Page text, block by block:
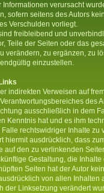
Informationen verursacht
sofern seitens des Autors
Verschulden vorliegt.
freibleibend und
Teile der Seiten oder das
verändern, zu ergänzen, zu
einzustellen.
indirekten Verweisen auf
des
ausschließlich in dem
Kenntnis hat und es ihm
rechtswidriger Inhalte zu
hiermit ausdrücklich, dass
auf den zu verlinkenden
Gestaltung, die
Seiten hat der Autor
von allen Inhalten
der Linksetzung verändert